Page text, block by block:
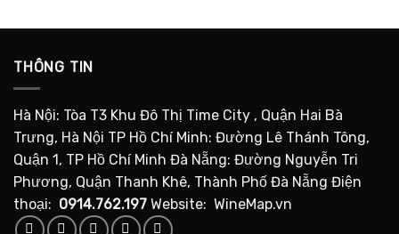
THÔNG TIN
Hà Nội: Tòa T3 Khu Đô Thị Time City , Quận Hai Bà
Trưng, Hà Nội TP Hồ Chí Minh: Đường Lê Thánh Tông,
Quận 1, TP Hồ Chí Minh Đà Nẵng: Đường Nguyễn Tri
Phương, Quận Thanh Khê, Thành Phố Đà Nẵng Điện
thoại: 0914.762.197 Website: WineMap.vn